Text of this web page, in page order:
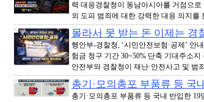
력 대응경찰청이 동남아시아를 거점으
외 도피 범죄에 대한 강력한 대응 의지를
몰라서 못 받는 돈 이제는 경
행안부-경찰청, ‘시민안전보험·공제’ 안
험금 청구 기간 30~50% 단축 기대주소
안전부와 경찰청이 재난·안전사고 및 범
총기·모의총포 부품류 등 국
총기·모의총포 부품류 등 국내 반입한